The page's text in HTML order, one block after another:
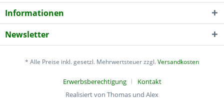
Informationen
Newsletter
* Alle Preise inkl. gesetzl. Mehrwertsteuer zzgl.Versandkosten
Erwerbsberechtigung
Kontakt
Realisiert von Thomas und Alex